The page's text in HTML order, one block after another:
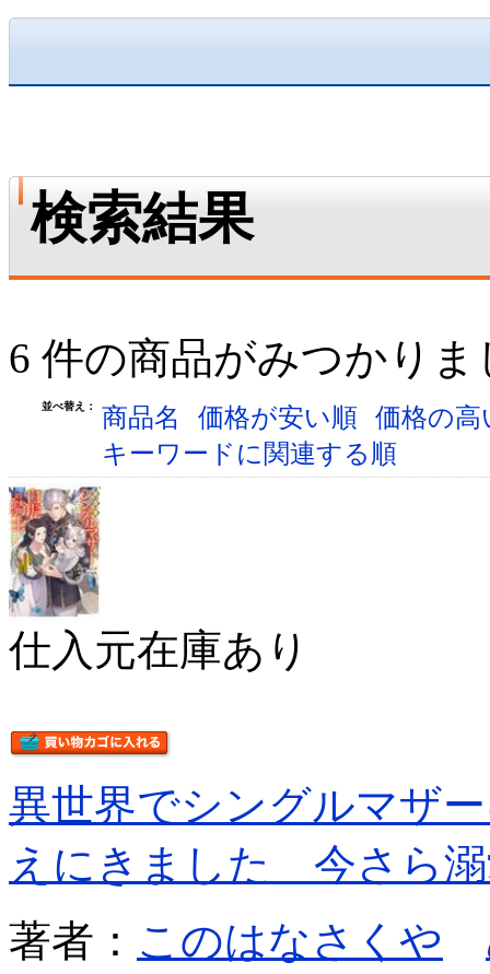
検索結果
6 件の商品がみつかりま
並べ替え： 商品名 価格が安い順 価格の
キーワードに関連する順
仕入元在庫あり
異世界でシングルマザ
えにきました 今さら
著者： このはなさくや